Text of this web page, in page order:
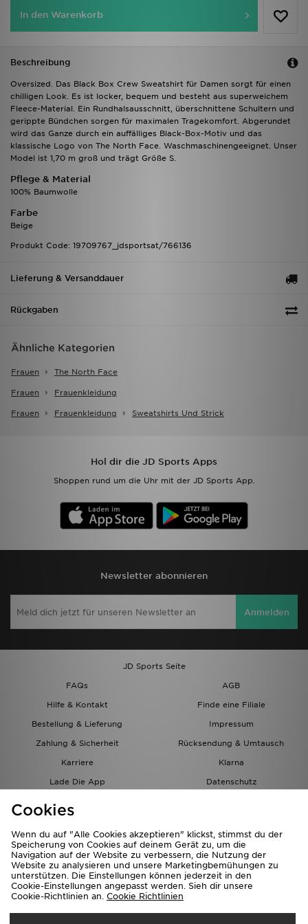
In den Warenkorb
Beschreibung
Oversized. Das Black Box Crew Sweatshirt für Damen sorgt für einen
chilligen Look. Es ist locker, bequem und besteht aus superweichem
Fleece-Material. Ein Rundhalsausschnitt, überschnittene Schultern und
gerippte Bündchen sorgen für maximalen Tragekomfort. Abgerundet
wird das Ganze durch ein auffälliges Black-Box-Motiv und das
klassische Logo von The North Face. Waschmaschinengeeignet. Unser
Model ist 1,70 m groß und trägt Größe S.
Pflege & Material
100% Baumwolle
Farbe
Beige
Produkt Code: 19709767_jdsportsat/766136
Lieferung & Versanddauer
Rückgaben
Ähnliche Kategorien
Frauen The North Face
Frauen Frauenkleidung
Frauen Frauenkleidung Sweatshirts Und Strick
Hol dir die JD Sports Apps
Shoppen rund um die Uhr mit der JD Sports App.
Newsletter abonnieren
Anmelden
JD Sports Seite
FAQs
AGB
Hilfe & Kontakt
Finde eine Filiale
Bestellung & Lieferung
Impressum
Zahlung & Sicherheit
Rücksendung & Umtausch
Karriere
Klarna
Lade Die App
Datenschutz
Lieferung Nach
Cookies
Wenn du auf "Alle Cookies akzeptieren" klickst, stimmst du der
Speicherung von Cookies auf deinem Gerät zu, um die
Navigation auf der Website zu verbessern, die Nutzung der
Website zu analysieren und unsere Marketingbemühungen zu
unterstützen. Die Einstellungen können jederzeit in den
Cookie-Einstellungen angepasst werden. Sieh dir unsere
Cookie-Richtlinien an. Cookie Richtlinien